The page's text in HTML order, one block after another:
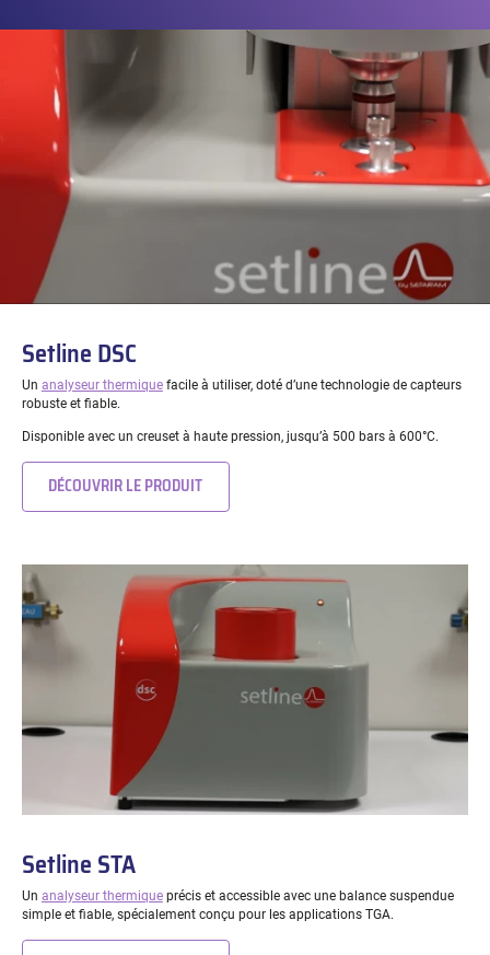
Setline DSC
Un analyseur thermiquefacile à utiliser, doté d’une technologie de capteurs
robuste et fiable.
Disponible avec un creuset à haute pression, jusqu’à 500 bars à 600°C.
DÉCOUVRIR LE PRODUIT
Setline STA
Un analyseur thermiqueprécis et accessible avec une balance suspendue
simple et fiable, spécialement conçu pour les applications TGA.